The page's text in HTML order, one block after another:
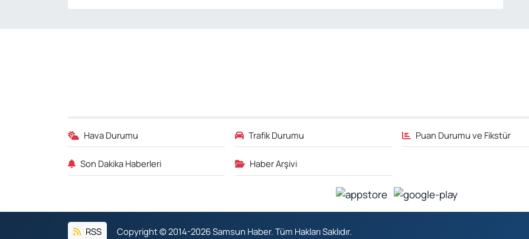
Hava Durumu Trafik Durumu Puan Durumu ve Fikstür
Son Dakika Haberleri Haber Arşivi
RSS Copyright © 2014-2026 Samsun Haber. Tüm Hakları Saklıdır.